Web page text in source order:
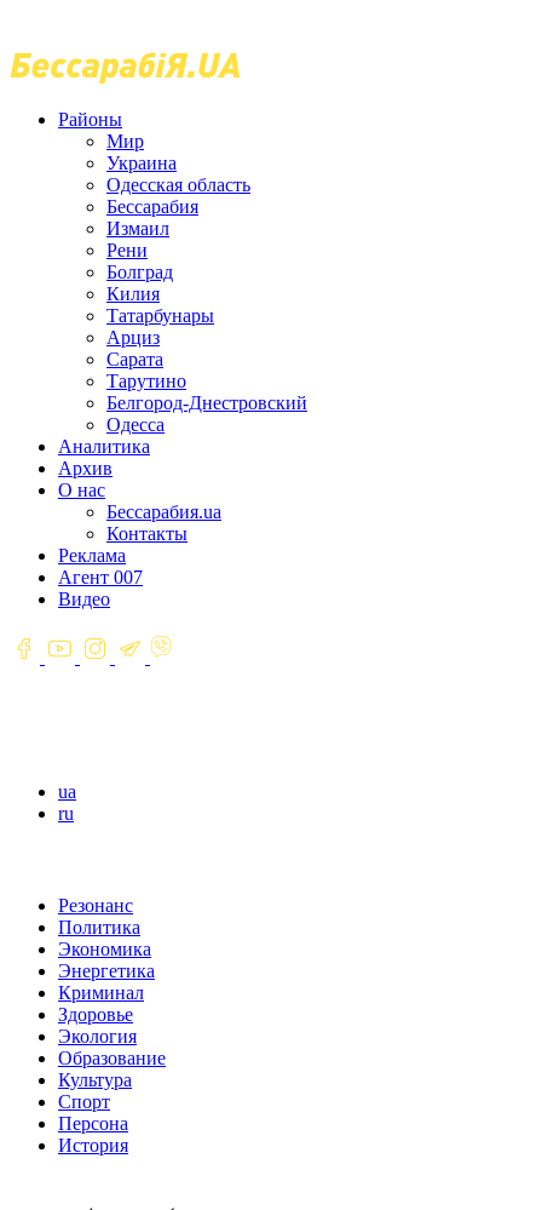
Районы
Мир
Украина
Одесская область
Бессарабия
Измаил
Рени
Болград
Килия
Татарбунары
Арциз
Сарата
Тарутино
Белгород-Днестровский
Одесса
Аналитика
Архив
О нас
Бессарабия.ua
Контакты
Реклама
Агент 007
Видео
ua
ru
Резонанс
Политика
Экономика
Энергетика
Криминал
Здоровье
Экология
Образование
Культура
Спорт
Персона
История